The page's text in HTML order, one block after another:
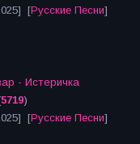
[Русские Песни]
- Истеричка
5719)
[Русские Песни]